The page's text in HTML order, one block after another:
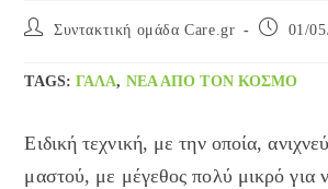
Post Συντακτική ομάδα Care.gr
Post
01/
TAGS:ΓΆΛΑ, ΝΈΑ ΑΠΌ ΤΟΝ ΚΌΣΜΟ
Ειδική τεχνική, με την οποία,
μαστού, με μέγεθος πολύ μικρό για